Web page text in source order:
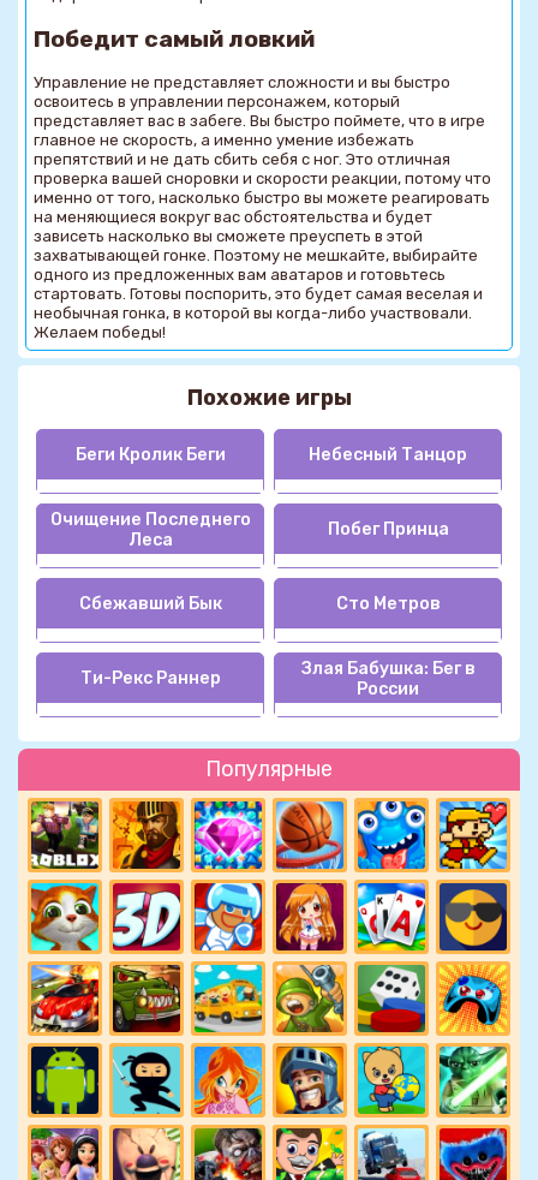
Популярные
Победит самый ловкий
Управление не представляет сложности и вы быстро
освоитесь в управлении персонажем, который
представляет вас в забеге. Вы быстро поймете, что в игре
главное не скорость, а именно умение избежать
препятствий и не дать сбить себя с ног. Это отличная
проверка вашей сноровки и скорости реакции, потому что
именно от того, насколько быстро вы можете реагировать
на меняющиеся вокруг вас обстоятельства и будет
зависеть насколько вы сможете преуспеть в этой
захватывающей гонке. Поэтому не мешкайте, выбирайте
одного из предложенных вам аватаров и готовьтесь
стартовать. Готовы поспорить, это будет самая веселая и
необычная гонка, в которой вы когда-либо участвовали.
Желаем победы!
Похожие игры
Беги Кролик Беги Небесный Танцор
Очищение Последнего
Леса
Побег Принца
Сбежавший Бык Сто Метров
Ти-Рекс Раннер
Злая Бабушка: Бег в
России